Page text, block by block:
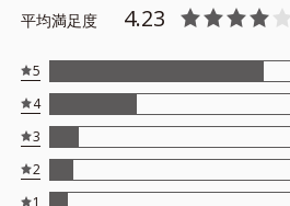
平均満足度 4.23
5
4
3
2